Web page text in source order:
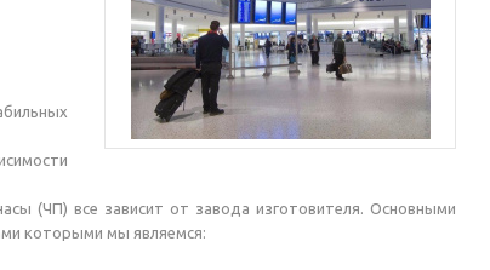
(ЧП) все зависит от завода изготовителя. Основными
которыми мы являемся: